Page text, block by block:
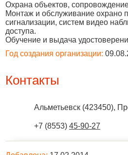
Охрана объектов,
Монтаж и обслуживание охрано
сигнализации, систем видео
доступа.
Обучение и выдача
Год создания организации:
Контакты
Альметьевск (423450),
+7 (8553) 45-90-27